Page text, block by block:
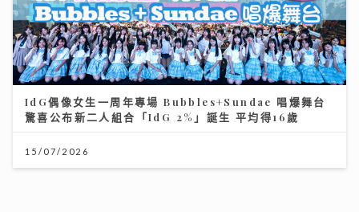
IdG偶像女生一周年專場 Bubbles+Sundae 唱爆舞台
驚喜公布新二人組合「IdG 2%」誕生 平均得16歲
15/07/2026